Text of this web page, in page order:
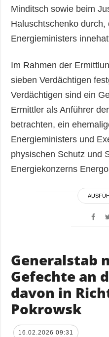
Minditsch sowie beim
Haluschtschenko
Energieministers
Im Rahmen der
sieben Verdächtigen
Verdächtigen sind ein
Ermittler als Anführer
betrachten, ein
Energieministers und
physischen Schutz und
Energiekonzerns
Generalstab
Gefechte an
davon in
Pokrowsk
16.02.2026 09:31